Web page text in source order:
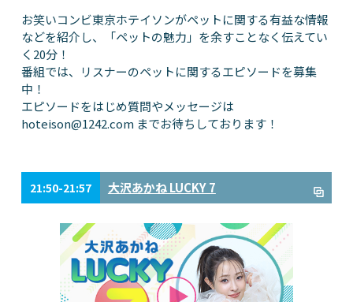
お笑いコンビ東京ホテイソンがペットに関する有益な情報
などを紹介し、「ペットの魅力」を余すことなく伝えてい
く20分！
番組では、リスナーのペットに関するエピソードを募集
中！
エピソードをはじめ質問やメッセージは
hoteison@1242.com までお待ちしております！
21:50-21:57 大沢あかね LUCKY 7